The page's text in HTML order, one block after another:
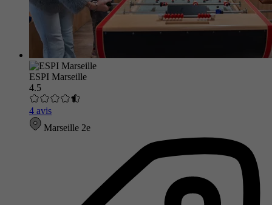
ESPI Marseille
4.5
4 avis
Marseille 2e